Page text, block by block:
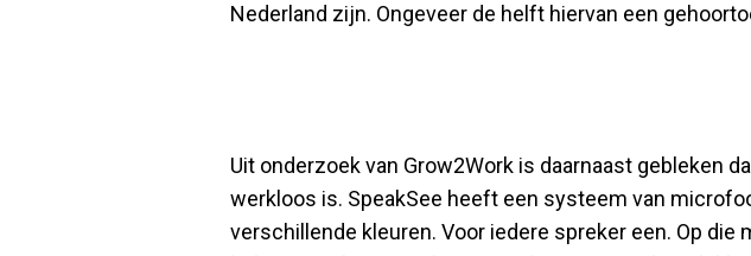
Nederland zijn. Ongeveer de helft hiervan een
Uit onderzoek van Grow2Work is daarnaast gebleken
werkloos is. SpeakSee heeft een systeem van
verschillende kleuren. Voor iedere spreker een. Op